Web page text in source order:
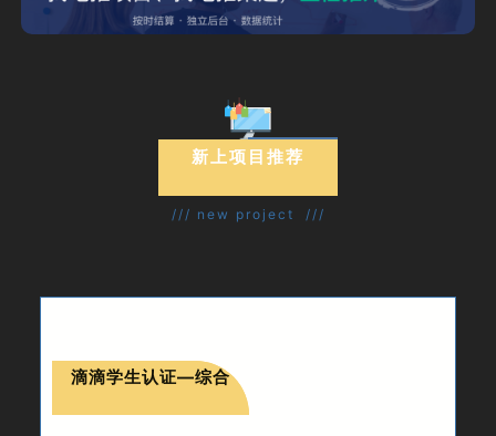
新上项目推荐
/// new project ///
滴滴学生认证—综合